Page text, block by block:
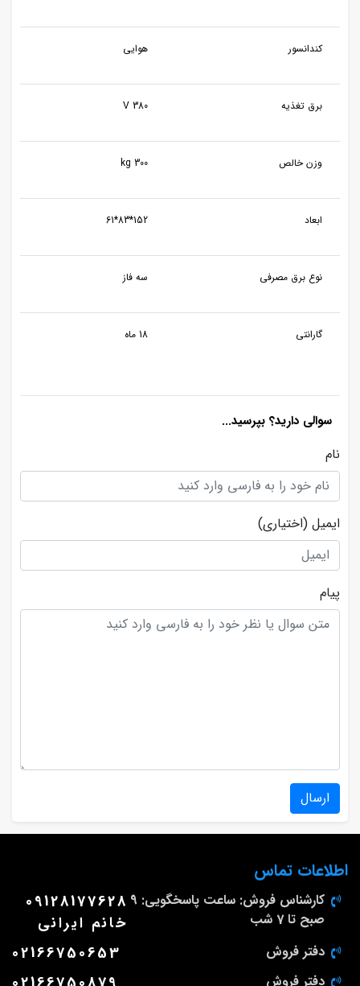
کندانسور هوایی
برق تغذیه 380 V
وزن خالص 300 kg
ابعاد 152*83*61
نوع برق مصرفی سه فاز
گارانتی 18 ماه
سوالی دارید؟ بپرسید...
نام
ایمیل (اختیاری)
پیام
ارسال
اطلاعات تماس
کارشناس فروش: ساعت پاسخگویی: 9
صبح تا 7 شب
09128177628
خانم ایرانی
دفتر فروش 02166750653
دفتر فروش